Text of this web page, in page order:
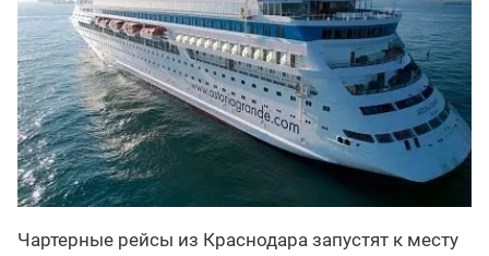
Чартерные рейсы из Краснодара запустят к месту